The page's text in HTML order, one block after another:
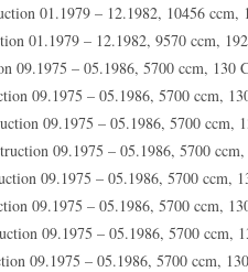
01.1979 – 12.1982, 10456 ccm,
01.1979 – 12.1982, 9570 ccm,
09.1975 – 05.1986, 5700 ccm, 130
09.1975 – 05.1986, 5700 ccm,
09.1975 – 05.1986, 5700 ccm,
09.1975 – 05.1986, 5700
09.1975 – 05.1986, 5700 ccm,
09.1975 – 05.1986, 5700 ccm,
09.1975 – 05.1986, 5700 ccm,
09.1975 – 05.1986, 5700 ccm,